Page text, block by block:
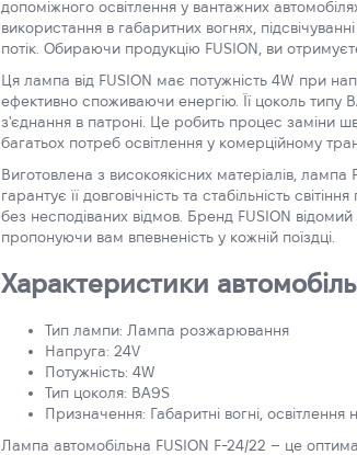
допоміжного освітлення у вантажних
використання в габаритних вогнях,
потік. Обираючи продукцію FUSION, ви
Ця лампа від FUSION має потужність 4W при
ефективно споживаючи енергію. Її цоколь типу
з'єднання в патроні. Це робить процес заміни
багатьох потреб освітлення у комерційному
Виготовлена з високоякісних матеріалів,
гарантує її довговічність та стабільність
без несподіваних відмов. Бренд FUSION відомий
пропонуючи вам впевненість у кожній поїздці.
Характеристики
Тип лампи: Лампа розжарювання
Напруга: 24V
Потужність: 4W
Тип цоколя: BA9S
Призначення: Габаритні вогні,
Лампа автомобільна FUSION F-24/22 – це